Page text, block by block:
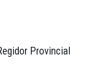
Provincial